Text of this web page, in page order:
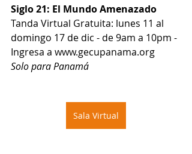
Siglo 21: El Mundo Amenazado
Tanda Virtual Gratuita: lunes 11 al
domingo 17 de dic - de 9am a 10pm -
Ingresa a www.gecupanama.org
Solo para Panamá
Sala Virtual